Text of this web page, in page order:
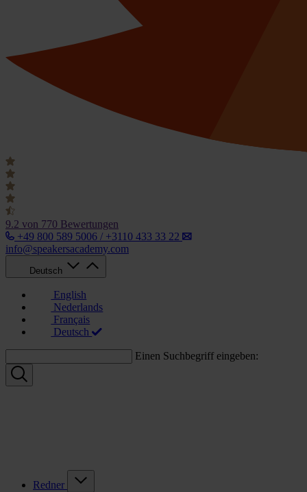
9.2 von 770 Bewertungen
+49 800 589 5006 / +3110 433 33 22
info@speakersacademy.com
Deutsch
English
Nederlands
Français
Deutsch
Einen Suchbegriff eingeben:
Redner